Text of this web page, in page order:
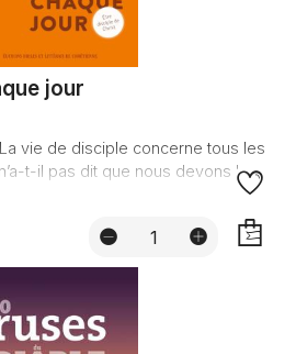
jour
vie de disciple concerne tous les
t-il pas dit que nous devons le ...